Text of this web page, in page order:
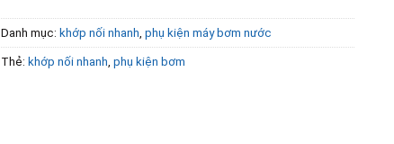
Danh mục: khớp nối nhanh phụ kiện máy bơm nước
Thẻ: khớp nối nhanh phụ kiện bơm